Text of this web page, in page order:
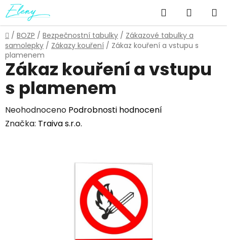
Přejít
na
obsah
Hledat
KOŠÍK
Domů
/ BOZP / Bezpečnostní tabulky / Zákazové tabulky a
samolepky / Zákazy kouření / Zákaz kouření a vstupu s
plamenem
Zákaz kouření a vstupu
s plamenem
Průměrné
hodnocení
Neohodnoceno Podrobnosti hodnocení
Značka: Traiva s.r.o.